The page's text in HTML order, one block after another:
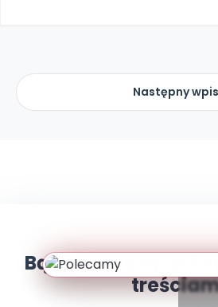
Następny wpis
Bądź na bieżąco z